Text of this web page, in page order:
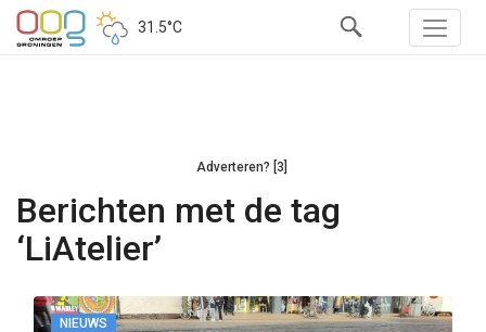
31.5°C
Adverteren? [3]
Berichten met de tag
‘LiAtelier’
NIEUWS